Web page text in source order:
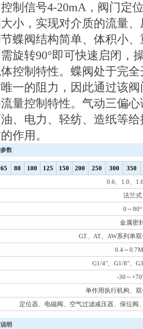
制信号4-20mA，阀门定
小，实现对介质的流量
蝶阀结构简单、体积小
旋转90°即可快速启闭，
控制特性。蝶阀处于完
一的阻力，因此通过该
量控制特性。气动三偏
、电力、轻纺、造纸等
作用。
数
65 80 100 125 150 200 250 300
350
0.6、1.0、
法兰式
0～90°
金属密
GT、AT、AW系列单
0.4～
G1/4"、G1/8"、
-30～
单作用执行机构、
定位器、电磁阀、空气过滤减压器、保位阀
明